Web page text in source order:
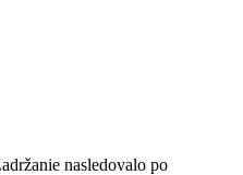
nasledovalo po